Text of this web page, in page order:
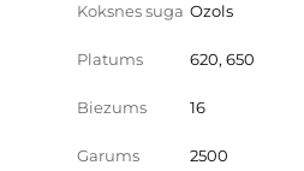
Koksnes suga Ozols
Platums 620, 650
Biezums 16
Garums 2500